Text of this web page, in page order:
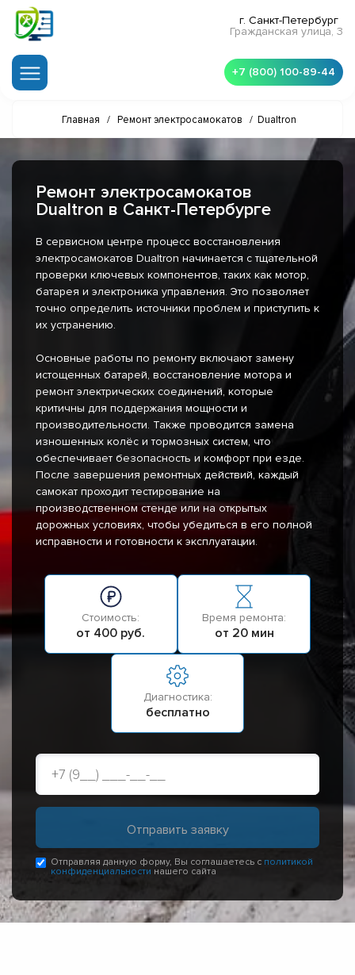
г. Санкт-Петербург
Гражданская улица, 3
+7 (800) 100-89-44
Главная / Ремонт электросамокатов / Dualtron
Ремонт электросамокатов
Dualtron в Санкт-Петербурге
В сервисном центре процесс восстановления
электросамокатов Dualtron начинается с тщательной
проверки ключевых компонентов, таких как мотор,
батарея и электроника управления. Это позволяет
точно определить источники проблем и приступить к
их устранению.
Основные работы по ремонту включают замену
истощенных батарей, восстановление мотора и
ремонт электрических соединений, которые
критичны для поддержания мощности и
производительности. Также проводится замена
изношенных колёс и тормозных систем, что
обеспечивает безопасность и комфорт при езде.
После завершения ремонтных действий, каждый
самокат проходит тестирование на
производственном стенде или на открытых
дорожных условиях, чтобы убедиться в его полной
исправности и готовности к эксплуатации.
Стоимость:
от 400 руб.
Время ремонта:
от 20 мин
Диагностика:
бесплатно
Отправляя данную форму, Вы соглашаетесь с политикой
конфиденциальности нашего сайта